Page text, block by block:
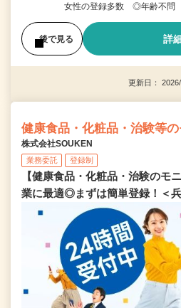
女性の登録多数 ◎年齢不問
後で見る 詳
更新日：
健康食品・化粧品・治験等
株式会社SOUKEN
業務委託 登録制
【健康食品・化粧品・治験のモ
業に最適◎まずは簡単登録！＜